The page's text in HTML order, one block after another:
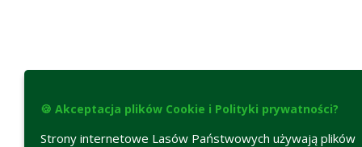
🍪 Akceptacja plików Cookie i Polityki prywatności?
Strony internetowe Lasów Państwowych używają plików